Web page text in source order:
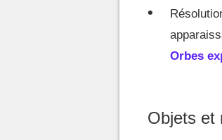
Orbes
Objets et